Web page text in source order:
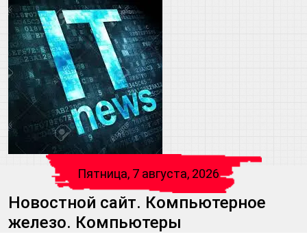
Пятница, 7 августа, 2026
Новостной сайт. Компьютерное
железо. Компьютеры